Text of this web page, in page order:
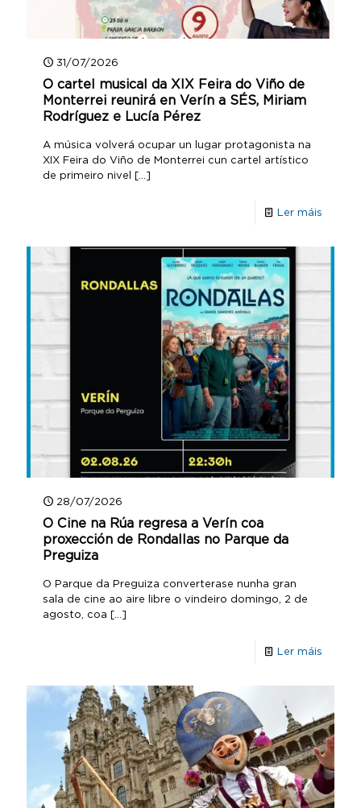
31/07/2026
O cartel musical da XIX Feira do Viño de
Monterrei reunirá en Verín a SÉS, Miriam
Rodríguez e Lucía Pérez
A música volverá ocupar un lugar protagonista na
XIX Feira do Viño de Monterrei cun cartel artístico
de primeiro nivel […]
Ler máis
28/07/2026
O Cine na Rúa regresa a Verín coa
proxección de Rondallas no Parque da
Preguiza
O Parque da Preguiza converterase nunha gran
sala de cine ao aire libre o vindeiro domingo, 2 de
agosto, coa […]
Ler máis